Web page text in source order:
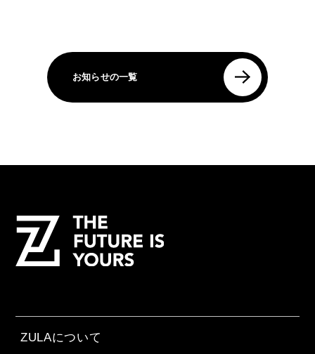
お知らせの一覧
ZULAについて